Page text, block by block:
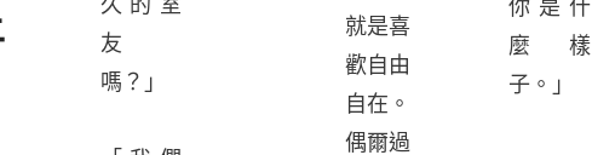
友
嗎？」
就是喜
歡自由
自在。
偶爾過
你是什
麼樣
子。」